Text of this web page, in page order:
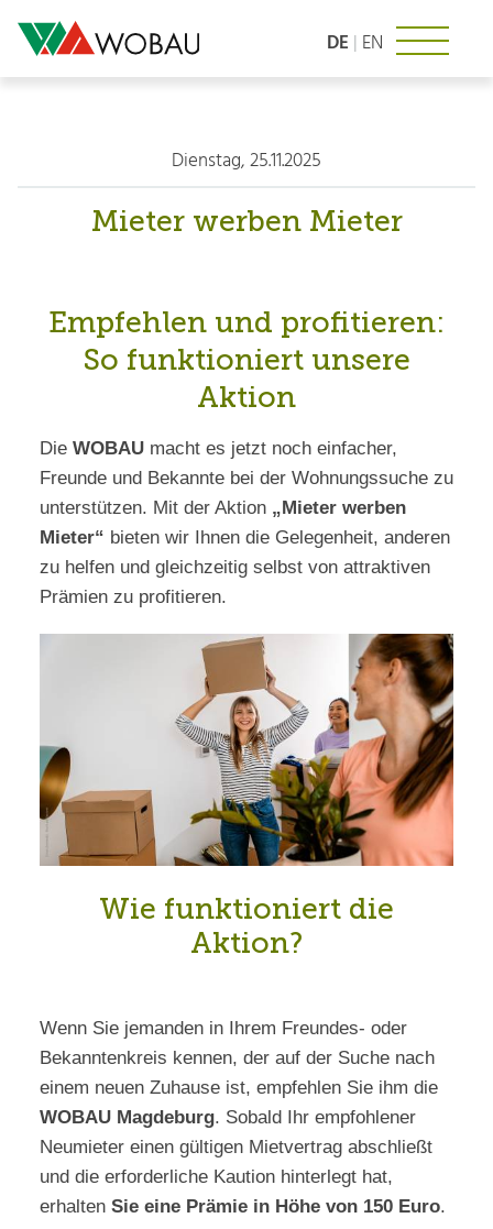
Inhalt
DE | EN
Dienstag, 25.11.2025
Mieter werben Mieter
Empfehlen und profitieren:
So funktioniert unsere
Aktion
Die WOBAU macht es jetzt noch einfacher,
Freunde und Bekannte bei der Wohnungssuche zu
unterstützen. Mit der Aktion „Mieter werben
Mieter“ bieten wir Ihnen die Gelegenheit, anderen
zu helfen und gleichzeitig selbst von attraktiven
Prämien zu profitieren.
Wie funktioniert die
Aktion?
Wenn Sie jemanden in Ihrem Freundes- oder
Bekanntenkreis kennen, der auf der Suche nach
einem neuen Zuhause ist, empfehlen Sie ihm die
WOBAU Magdeburg. Sobald Ihr empfohlener
Neumieter einen gültigen Mietvertrag abschließt
und die erforderliche Kaution hinterlegt hat,
erhalten Sie eine Prämie in Höhe von 150 Euro.